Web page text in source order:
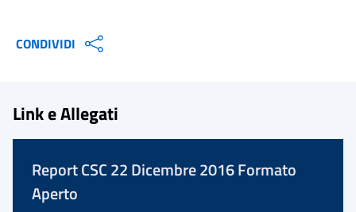
CONDIVIDI
Link e Allegati
Report CSC 22 Dicembre 2016 Formato
Aperto